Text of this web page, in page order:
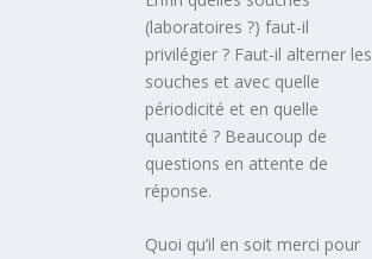
(laboratoires ?) faut-il
privilégier ? Faut-il alterner les
souches et avec quelle
périodicité et en quelle
quantité ? Beaucoup de
questions en attente de
réponse.
Quoi qu’il en soit merci pour